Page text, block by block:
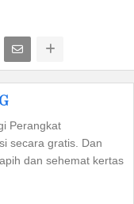
Perangkat
secara gratis. Dan
dan sehemat kertas